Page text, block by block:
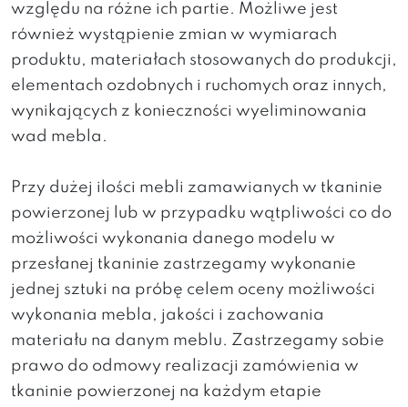
względu na różne ich partie. Możliwe jest
również wystąpienie zmian w wymiarach
produktu, materiałach stosowanych do produkcji,
elementach ozdobnych i ruchomych oraz innych,
wynikających z konieczności wyeliminowania
wad mebla.
Przy dużej ilości mebli zamawianych w tkaninie
powierzonej lub w przypadku wątpliwości co do
możliwości wykonania danego modelu w
przesłanej tkaninie zastrzegamy wykonanie
jednej sztuki na próbę celem oceny możliwości
wykonania mebla, jakości i zachowania
materiału na danym meblu. Zastrzegamy sobie
prawo do odmowy realizacji zamówienia w
tkaninie powierzonej na każdym etapie